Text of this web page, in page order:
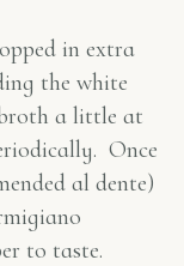
in extra
the white
a little at
Once
al dente)
to taste.